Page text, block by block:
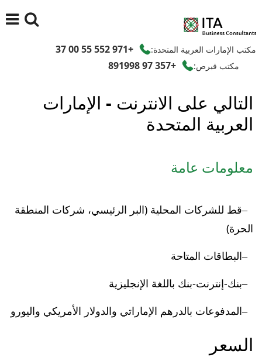
مكتب الإمارات العربية المتحدة: +971 552 55 00 37
مكتب قبرص: +357 97 891998
التالي على الانترنت - الإمارات
العربية المتحدة
معلومات عامة
قط للشركات المحلية (البر الرئيسي، شركات المنطقة
الحرة)
البطاقات المتاحة
بنك-إنترنت-بنك باللغة الإنجليزية
المدفوعات بالدرهم الإماراتي والدولار الأمريكي واليورو
السعر